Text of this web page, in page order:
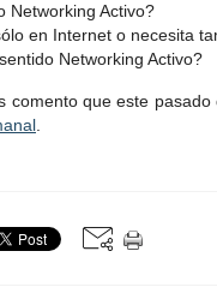
Networking Activo?
en Internet o necesita
Networking Activo?
comento que este